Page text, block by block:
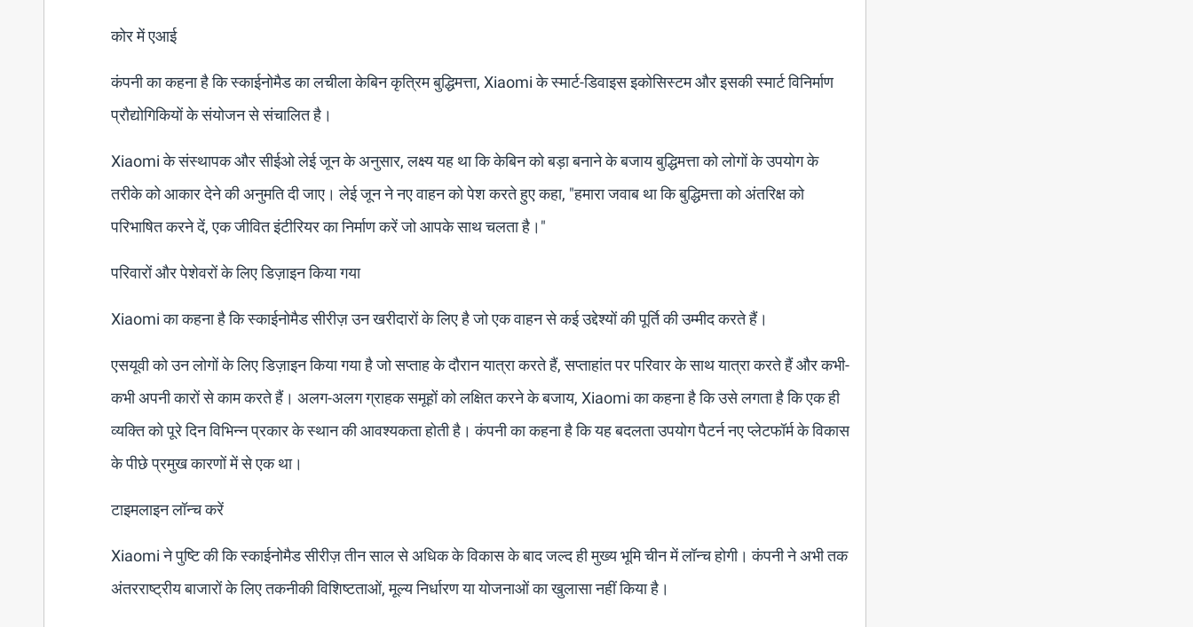
कोर में एआई
कंपनी का कहना है कि स्काईनोमैड का लचीला केबिन कृत्रिम बुद्धिमत्ता, Xiaomi के स्मार्ट-डिवाइस इकोसिस्टम और इसकी स्मार्ट विनिर्माण
प्रौद्योगिकियों के संयोजन से संचालित है।
Xiaomi के संस्थापक और सीईओ लेई जून के अनुसार, लक्ष्य यह था कि केबिन को बड़ा बनाने के बजाय बुद्धिमत्ता को लोगों के उपयोग के
तरीके को आकार देने की अनुमति दी जाए। लेई जून ने नए वाहन को पेश करते हुए कहा, "हमारा जवाब था कि बुद्धिमत्ता को अंतरिक्ष को
परिभाषित करने दें, एक जीवित इंटीरियर का निर्माण करें जो आपके साथ चलता है।"
परिवारों और पेशेवरों के लिए डिज़ाइन किया गया
Xiaomi का कहना है कि स्काईनोमैड सीरीज़ उन खरीदारों के लिए है जो एक वाहन से कई उद्देश्यों की पूर्ति की उम्मीद करते हैं।
एसयूवी को उन लोगों के लिए डिज़ाइन किया गया है जो सप्ताह के दौरान यात्रा करते हैं, सप्ताहांत पर परिवार के साथ यात्रा करते हैं और कभी-
कभी अपनी कारों से काम करते हैं। अलग-अलग ग्राहक समूहों को लक्षित करने के बजाय, Xiaomi का कहना है कि उसे लगता है कि एक ही
व्यक्ति को पूरे दिन विभिन्न प्रकार के स्थान की आवश्यकता होती है। कंपनी का कहना है कि यह बदलता उपयोग पैटर्न नए प्लेटफॉर्म के विकास
के पीछे प्रमुख कारणों में से एक था।
टाइमलाइन लॉन्च करें
Xiaomi ने पुष्टि की कि स्काईनोमैड सीरीज़ तीन साल से अधिक के विकास के बाद जल्द ही मुख्य भूमि चीन में लॉन्च होगी। कंपनी ने अभी तक
अंतरराष्ट्रीय बाजारों के लिए तकनीकी विशिष्टताओं, मूल्य निर्धारण या योजनाओं का खुलासा नहीं किया है।